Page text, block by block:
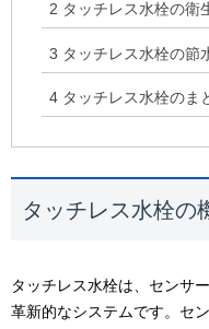
2 タッチレス水栓の衛
3 タッチレス水栓の節
4タッチレス水栓のま
タッチレス水栓の
タッチレス水栓は、センサ
革新的なシステムです。セ